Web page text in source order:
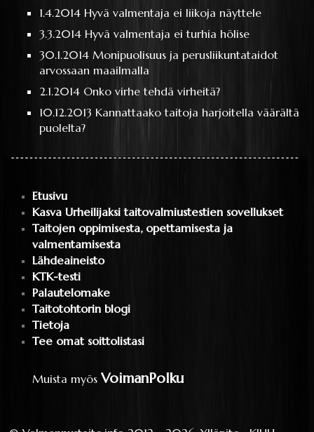
1.4.2014Hyvä valmentaja ei liikoja näyttele
3.3.2014Hyvä valmentaja ei turhia hölise
30.1.2014Monipuolisuus ja perusliikuntataidot
arvossaan maailmalla
2.1.2014 Onko virhe tehdä virheitä?
10.12.2013Kannattaako taitoja harjoitella väärältä
puolelta?
Etusivu
Kasva Urheilijaksi taitovalmiustestien sovellukset
Taitojen oppimisesta, opettamisesta ja
valmentamisesta
Lähdeaineisto
KTK-testi
Palautelomake
Taitotohtorin blogi
Tietoja
Tee omat soittolistasi
Muista myös VoimanPolku